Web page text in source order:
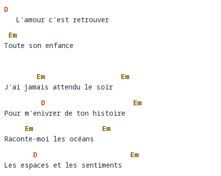
D
   L'amour
   L'amour c'est retrouver
T
Em
ou
Toute son enfance
J'ai jam
Em
ais attendu le soir
Em
J'ai jamais attendu le soir
Pour m'en
D
ivrer de ton histoire
Em
Pour m'enivrer de ton histoire
Racon
Em
te-moi les océans
Em
Raconte-moi les océans
Les esp
D
aces et les sentiments
Em
Les espaces et les sentiments